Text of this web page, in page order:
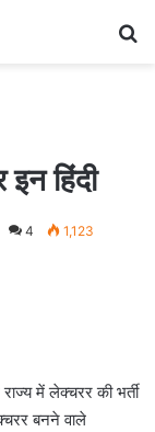
हिंदी
4 1,123
में लेक्चरर की भर्ती
बनने वाले